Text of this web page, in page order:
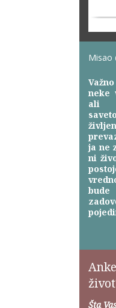
Misao
neke
ali
ja ne
ni
Šta